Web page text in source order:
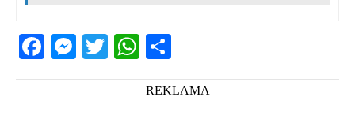
Facebook
Messenger
TwitterWhatsApp
REKLAMA